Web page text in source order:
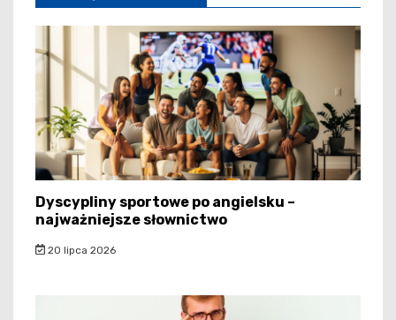
Dyscypliny sportowe po angielsku –
najważniejsze słownictwo
20 lipca 2026